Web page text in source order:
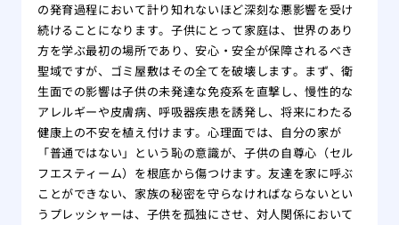
の発育過程において計り知れないほど深刻な悪影響を受け
続けることになります。子供にとって家庭は、世界のあり
方を学ぶ最初の場所であり、安心・安全が保障されるべき
聖域ですが、ゴミ屋敷はその全てを破壊します。まず、衛
生面での影響は子供の未発達な免疫系を直撃し、慢性的な
アレルギーや皮膚病、呼吸器疾患を誘発し、将来にわたる
健康上の不安を植え付けます。心理面では、自分の家が
「普通ではない」という恥の意識が、子供の自尊心（セル
フエスティーム）を根底から傷つけます。友達を家に呼ぶ
ことができない、家族の秘密を守らなければならないとい
うプレッシャーは、子供を孤独にさせ、対人関係において